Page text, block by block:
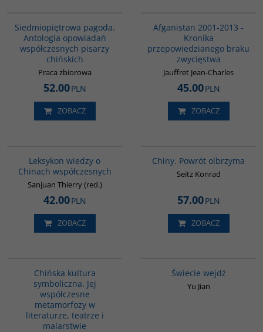
Siedmiopiętrowa pagoda.
Antologia opowiadań
współczesnych pisarzy
chińskich
Praca zbiorowa
52.00PLN
ZOBACZ
Afganistan 2001-2013 -
Kronika
przepowiedzianego braku
zwycięstwa
Jauffret Jean-Charles
45.00PLN
ZOBACZ
Leksykon wiedzy o
Chinach współczesnych
Sanjuan Thierry (red.)
42.00PLN
ZOBACZ
Chiny. Powrót olbrzyma
Seitz Konrad
57.00PLN
ZOBACZ
Chińska kultura
symboliczna. Jej
współczesne
metamorfozy w
literaturze, teatrze i
malarstwie
Świecie wejdź
Yu Jian